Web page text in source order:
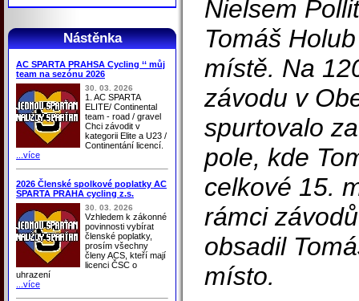
Nástěnka
AC SPARTA PRAHSA Cycling ‘‘ můj
team na sezónu 2026
30. 03. 2026
1. AC SPARTA
ELITE/ Continental
team - road / gravel
Chci závodit v
kategorii Elite a U23 /
Continentání licencí.
...více
2026 Členské spolkové poplatky AC
SPARTA PRAHA cycling z.s.
30. 03. 2026
Vzhledem k zákonné
povinnosti vybírat
členské poplatky,
prosím všechny
členy ACS, kteří mají
licenci ČSC o
uhrazení
...více
Nielsem
Tomáš
místě. Na
závodu v
spurtovalo
pole, kde
celkové 15.
rámci
obsadil
místo.